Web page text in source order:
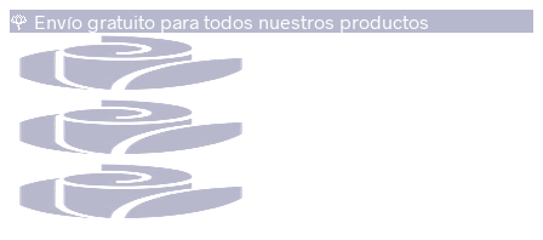
🌹 Envío gratuito para todos nuestros productos